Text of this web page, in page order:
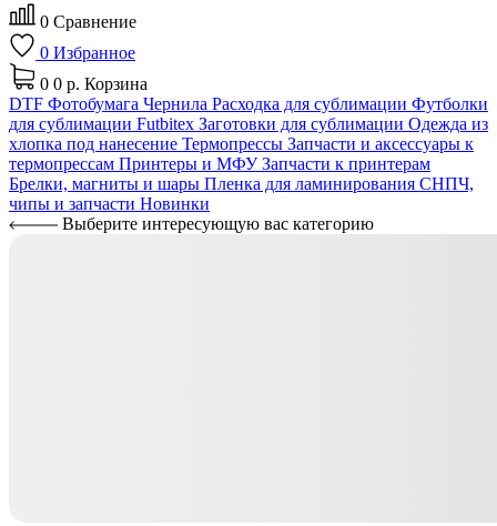
0 Сравнение
0 Избранное
0 0 р. Корзина
DTF Фотобумага Чернила Расходка для сублимации Футболки
для сублимации Futbitex Заготовки для сублимации Одежда из
хлопка под нанесение Термопрессы Запчасти и аксессуары к
термопрессам Принтеры и МФУЗапчасти к принтерам
Брелки, магниты и шары Пленка для ламинирования СНПЧ,
чипы и запчасти Новинки
Выберите интересующую вас категорию